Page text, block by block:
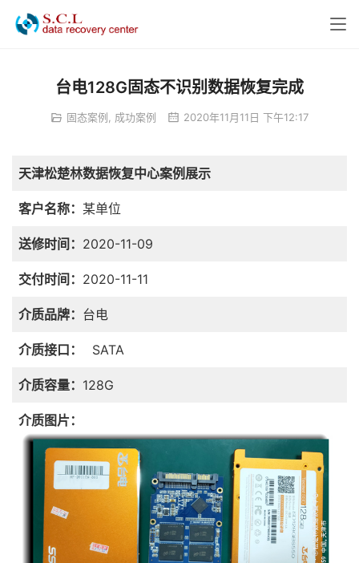
台电128G固态不识别数据恢复完成
固态案例 成功案例 2020年11月11日 下午12:17
天津松楚林数据恢复中心案例展示
客户名称： 某单位
送修时间： 2020-11-09
交付时间： 2020-11-11
介质品牌： 台电
介质接口： SATA
介质容量： 128G
介质图片：